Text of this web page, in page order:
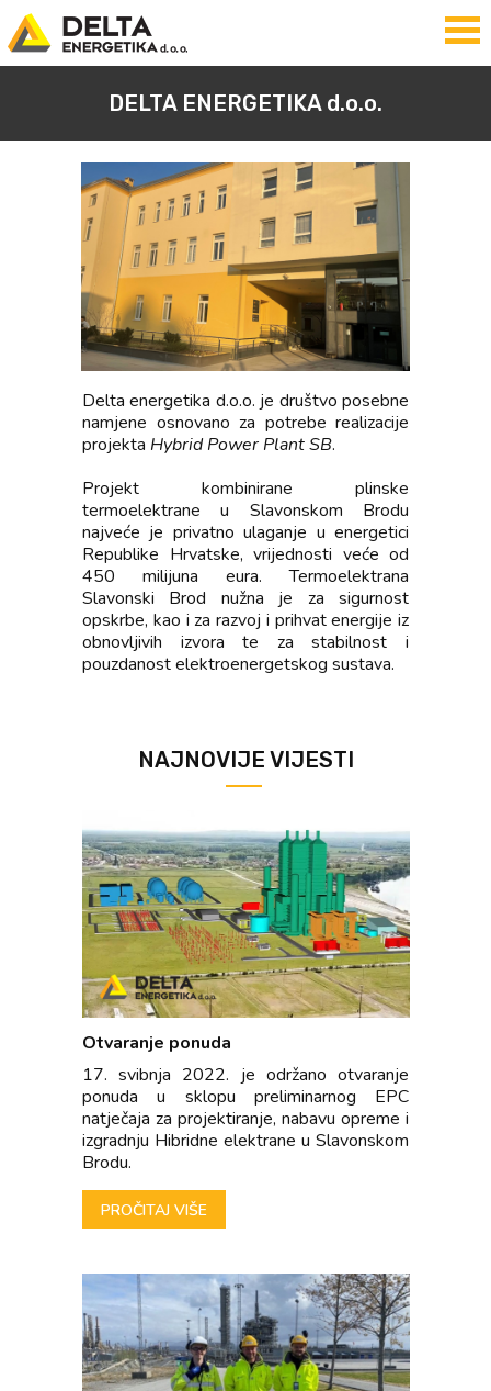
DELTA ENERGETIKA d.o.o.
Delta energetika d.o.o. je društvo posebne
namjene osnovano za potrebe realizacije
projekta Hybrid Power Plant SB.
Projekt kombinirane plinske
termoelektrane u Slavonskom Brodu
najveće je privatno ulaganje u energetici
Republike Hrvatske, vrijednosti veće od
450 milijuna eura. Termoelektrana
Slavonski Brod nužna je za sigurnost
opskrbe, kao i za razvoj i prihvat energije iz
obnovljivih izvora te za stabilnost i
pouzdanost elektroenergetskog sustava.
NAJNOVIJE VIJESTI
Otvaranje ponuda
17. svibnja 2022. je održano otvaranje
ponuda u sklopu preliminarnog EPC
natječaja za projektiranje, nabavu opreme i
izgradnju Hibridne elektrane u Slavonskom
Brodu.
PROČITAJ VIŠE